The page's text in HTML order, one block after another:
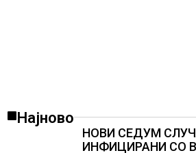
Најново
НОВИ СЕДУМ
ИНФИЦИРАНИ СО